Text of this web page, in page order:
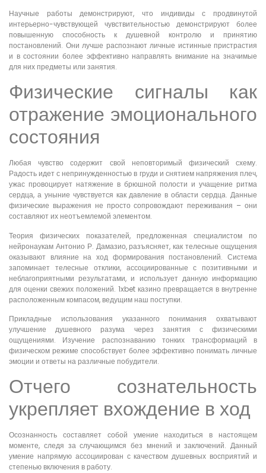
Научные работы демонстрируют, что индивиды с продвинутой
интерьерно-чувствующей чувствительностью демонстрируют более
повышенную способность к душевной контролю и принятию
постановлений. Они лучше распознают личные истинные пристрастия
и в состоянии более эффективно направлять внимание на значимые
для них предметы или занятия.
Физические сигналы как
отражение эмоционального
состояния
Любая чувство содержит свой неповторимый физический схему.
Радость идет с непринужденностью в груди и снятием напряжения плеч,
ужас провоцирует натяжение в брюшной полости и учащение ритма
сердца, а уныние чувствуется как давление в области сердца. Данные
физические выражения не просто сопровождают переживания – они
составляют их неотъемлемой элементом.
Теория физических показателей, предложенная специалистом по
нейронаукам Антонио Р. Дамазио, разъясняет, как телесные ощущения
оказывают влияние на ход формирования постановлений. Система
запоминает телесные отклики, ассоциированные с позитивными и
неблагоприятными результатами, и использует данную информацию
для оценки свежих положений. 1xbet казино превращается в внутренне
расположенным компасом, ведущим наш поступки.
Прикладные использования указанного понимания охватывают
улучшение душевного разума через занятия с физическими
ощущениями. Изучение распознаванию тонких трансформаций в
физическом режиме способствует более эффективно понимать личные
эмоции и ответы на различные побудители.
Отчего сознательность
укрепляет вхождение в ход
Осознанность составляет собой умение находиться в настоящем
моменте, следя за случающимся без мнений и заключений. Данный
умение напрямую ассоциирован с качеством душевных восприятий и
степенью включения в работу.